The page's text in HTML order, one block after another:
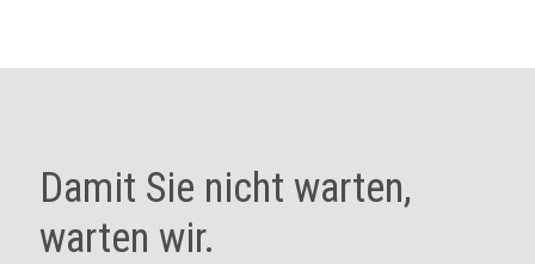
Damit Sie nicht warten,
warten wir.